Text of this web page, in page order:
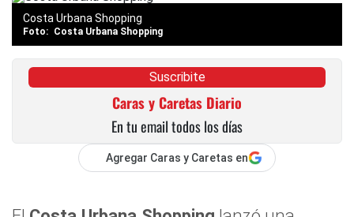
Costa Urbana Shopping
Costa Urbana Shopping
Suscribite
Caras y Caretas Diario
En tu email todos los días
Agregar Caras y Caretas en